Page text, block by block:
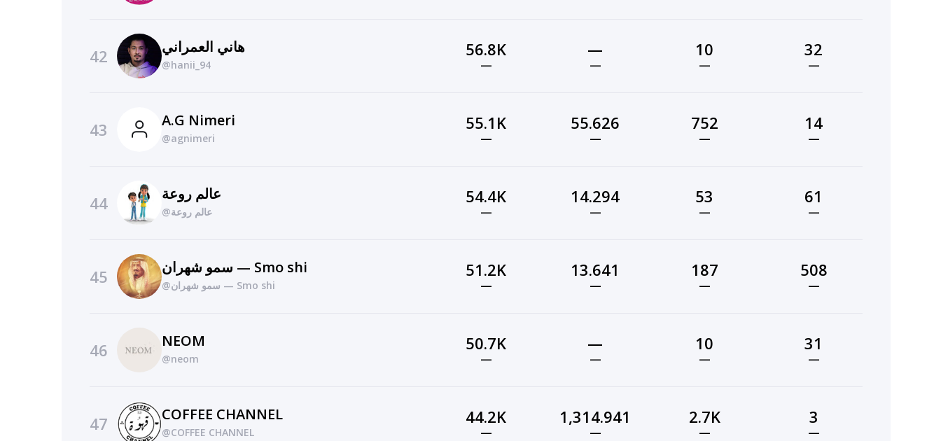
42 هاني العمراني
@hanii_94
56.8K
—
—
—
10
—
32
—
43 A.G Nimeri
@agnimeri
55.1K
—
55.626
—
752
—
14
—
44 عالم روعة
@عالم روعة
54.4K
—
14.294
—
53
—
61
—
45 سمو شهران — Smo shi
@سمو شهران — Smo shi
51.2K
—
13.641
—
187
—
508
—
46 NEOM
@neom
50.7K
—
—
—
10
—
31
—
47 COFFEE CHANNEL
@COFFEE CHANNEL
44.2K
—
1,314.941
—
2.7K
—
3
—